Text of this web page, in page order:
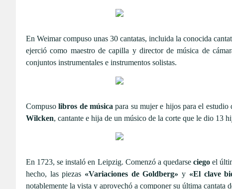
En Weimar compuso unas 30 cantatas, incluida la conocida
ejerció como maestro de capilla y director de música de
conjuntos instrumentales e instrumentos solistas.
Compusolibros de música para su mujer e hijos para el
Wilcken, cantante e hija de un músico de la corte que le dio 13
En 1723, se instaló en Leipzig. Comenzó a quedarse ciegoel
hecho, las piezas «Variaciones de Goldberg» y «El clave
notablemente la vista y aprovechó a componer su última cantata